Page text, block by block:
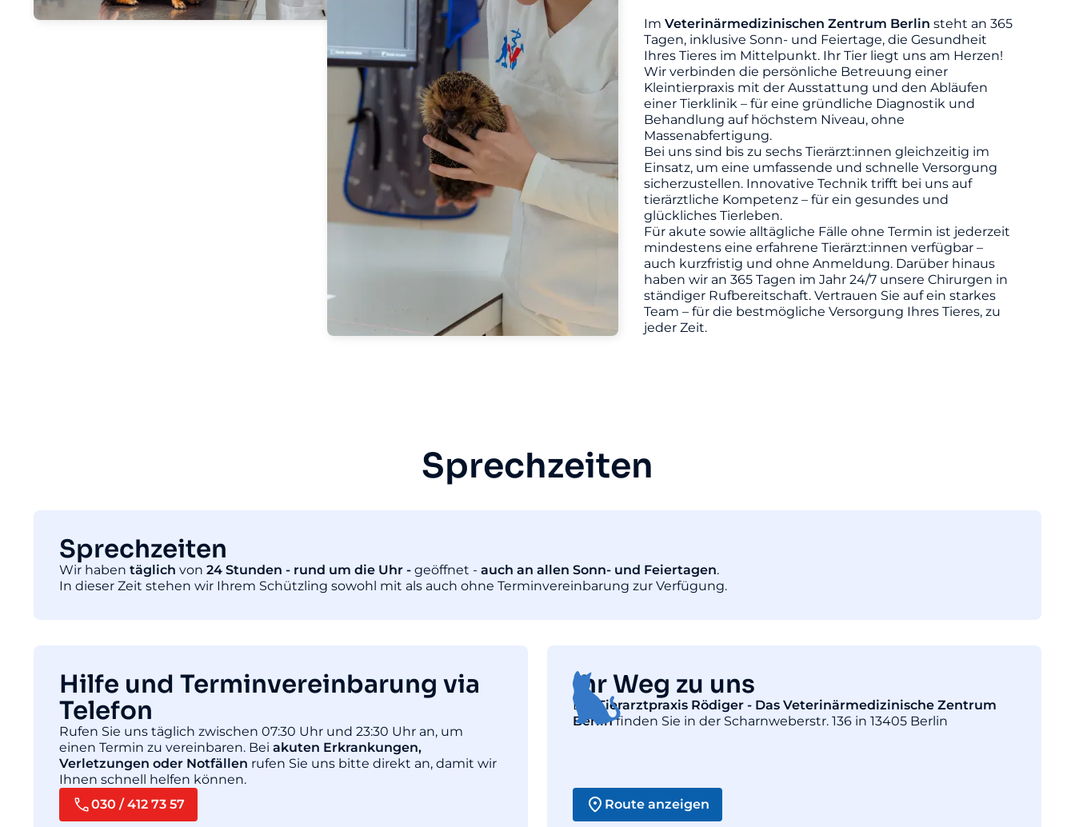
Im Veterinärmedizinischen Zentrum Berlin steht an 365
Tagen, inklusive Sonn- und Feiertage, die Gesundheit
Ihres Tieres im Mittelpunkt. Ihr Tier liegt uns am Herzen!
Wir verbinden die persönliche Betreuung einer
Kleintierpraxis mit der Ausstattung und den Abläufen
einer Tierklinik – für eine gründliche Diagnostik und
Behandlung auf höchstem Niveau, ohne
Massenabfertigung.
Bei uns sind bis zu sechs Tierärzt:innen gleichzeitig im
Einsatz, um eine umfassende und schnelle Versorgung
sicherzustellen. Innovative Technik trifft bei uns auf
tierärztliche Kompetenz – für ein gesundes und
glückliches Tierleben.
Für akute sowie alltägliche Fälle ohne Termin ist jederzeit
mindestens eine erfahrene Tierärzt:innen verfügbar –
auch kurzfristig und ohne Anmeldung. Darüber hinaus
haben wir an 365 Tagen im Jahr 24/7 unsere Chirurgen in
ständiger Rufbereitschaft. Vertrauen Sie auf ein starkes
Team – für die bestmögliche Versorgung Ihres Tieres, zu
jeder Zeit.
Sprechzeiten
Sprechzeiten
Wir haben täglich von 24 Stunden - rund um die Uhr - geöffnet - auch an allen Sonn- und Feiertagen.
In dieser Zeit stehen wir Ihrem Schützling sowohl mit als auch ohne Terminvereinbarung zur Verfügung.
Hilfe und Terminvereinbarung via
Telefon
Rufen Sie uns täglich zwischen 07:30 Uhr und 23:30 Uhr an, um
einen Termin zu vereinbaren. Bei akuten Erkrankungen,
Verletzungen oder Notfällen rufen Sie uns bitte direkt an, damit wir
Ihnen schnell helfen können.
030 / 412 73 57
Ihr Weg zu uns
Die
Tierarztpraxis Rödiger - Das Veterinärmedizinische Zentrum
Berlinfinden Sie in der Scharnweberstr. 136 in 13405 Berlin
Route anzeigen